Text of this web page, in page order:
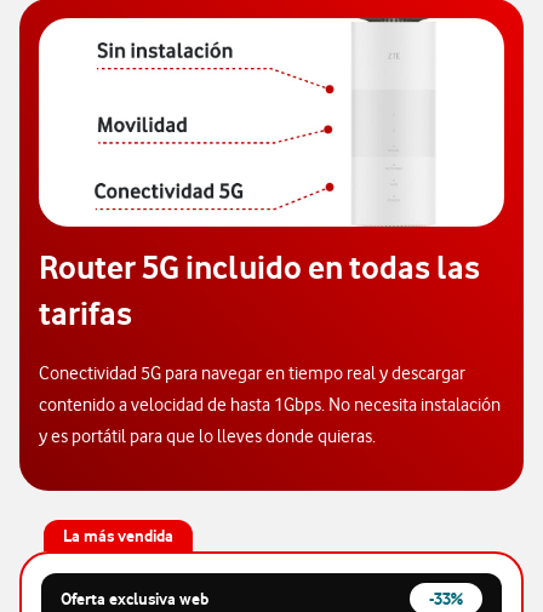
Router 5G incluido en todas las
tarifas
Conectividad 5G para navegar en tiempo real y descargar
contenido a velocidad de hasta 1Gbps. No necesita instalación
y es portátil para que lo lleves donde quieras.
La más vendida
Oferta exclusiva web -33%